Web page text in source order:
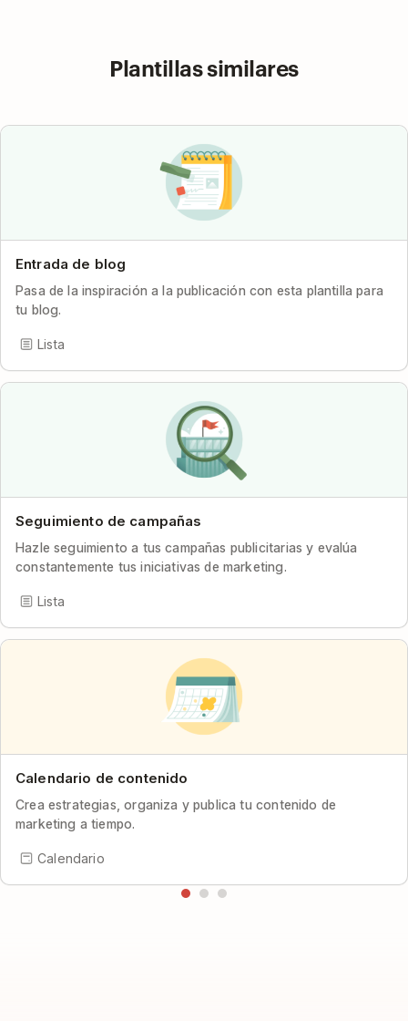
Plantillas similares
Entrada de blog
Pasa de la inspiración a la publicación con esta plantilla para
tu blog.
Lista
Seguimiento de campañas
Hazle seguimiento a tus campañas publicitarias y evalúa
constantemente tus iniciativas de marketing.
Lista
Calendario de contenido
Crea estrategias, organiza y publica tu contenido de
marketing a tiempo.
Calendario